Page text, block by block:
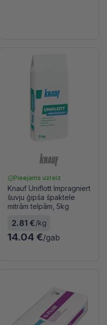
Pieejams uzreiz
Knauf Uniflott Impragniert
šuvju ģipša špaktele
mitrām telpām, 5kg
2.81 €/kg
14.04 €/gab